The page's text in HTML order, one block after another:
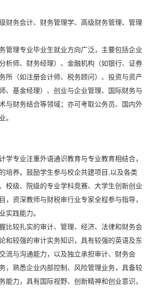
财务会计、财务管理学、高级财务管理、管理
管理专业毕业生就业方向广泛，主要包括企业
析师、财务经理）、金融机构（如银行、证券
所（如注册会计师、税务顾问）、投资与资产
、基金经理）、创业与企业管理、国际财务与
与财务结合等领域；亦可考取公务员、国内外
。
学专业注重外语通识教育与专业教育相结合，
培养。鼓励学生参与校企共建项目,以及各类
校级、院级的专业学科竞赛、大学生创新创业
，资深教师与财税审行业专家全程参与指导，
实践能力。
比较扎实的审计、管理、经济、法律和财务会
和较强的审计实务知识，具有较强的英语及东
流与沟通能力，以及独立承担审计、财务会
，熟悉企业内部控制、风险管理业务，具备较
能力，具有国际视野、创新精神和创业意识，